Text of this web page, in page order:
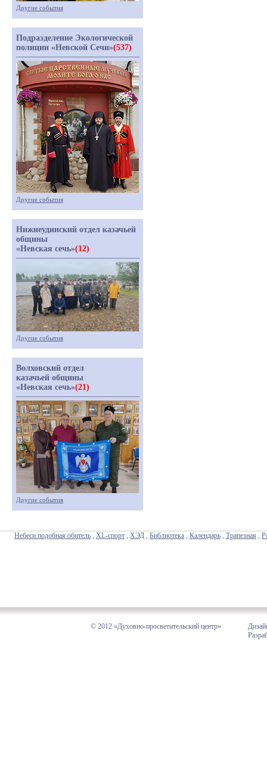
Другие события
Подразделение Экологической
полиции «Невской Сечи»(537)
Другие события
Нижнеудинский отдел казачьей
общины
«Невская сечь»(12)
Другие события
Волховский отдел
казачьей общины
«Невская сечь»(21)
Другие события
Небеси подобная обитель , XL-спорт , ХЭД , Библиотека , Календарь , Трапезная ,
© 2012 «Духовно-просветительский центр»